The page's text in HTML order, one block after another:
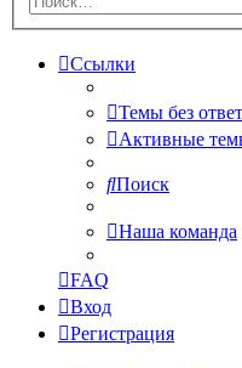
Ссылки
Темы без
Активные
Поиск
Наша команда
FAQ
Вход
Регистрация